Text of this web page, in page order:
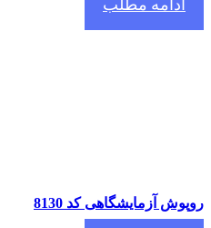
ادامه مطلب
آزمایشگاهی کد 8130